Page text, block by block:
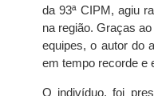
da 93ª CIPM, agiu
na região. Graças
equipes, o autor do
em tempo recorde e
O indivíduo, foi